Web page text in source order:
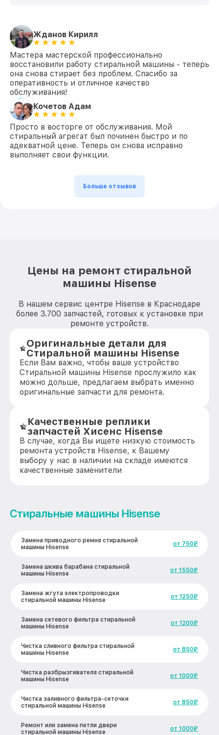
Жданов Кирилл
Мастера мастерской профессионально
восстановили работу стиральной машины - теперь
она снова стирает без проблем. Спасибо за
оперативность и отличное качество
обслуживания!
Кочетов Адам
Просто в восторге от обслуживания. Мой
стиральный агрегат был починен быстро и по
адекватной цене. Теперь он снова исправно
выполняет свои функции.
Больше отзывов
Цены на ремонт стиральной
машины Hisense
В нашем сервис центре Hisense в Краснодаре
более 3.700 запчастей, готовых к установке при
ремонте устройств.
Оригинальные детали для
Стиральной машины Hisense
Если Вам важно, чтобы ваше устройство
Стиральной машины Hisense прослужило как
можно дольше, предлагаем выбрать именно
оригинальные запчасти для ремонта.
Качественные реплики
запчастей Хисенс Hisense
В случае, когда Вы ищете низкую стоимость
ремонта устройств Hisense, к Вашему
выбору у нас в наличии на складе имеются
качественные заменители
Стиральные машины Hisense
Замена приводного ремня стиральной
машины Hisense
от 750₽
Замена шкива барабана стиральной
машины Hisense
от 1550₽
Замена жгута электропроводки
стиральной машины Hisense
от 1250₽
Замена сетевого фильтра стиральной
машины Hisense
от 1200₽
Чистка сливного фильтра стиральной
машины Hisense
от 850₽
Чистка разбрызгивателя стиральной
машины Hisense
от 1000₽
Чистка заливного фильтра-сеточки
стиральной машины Hisense
от 850₽
Ремонт или замена петли двери
стиральной машины Hisense
от 1000₽